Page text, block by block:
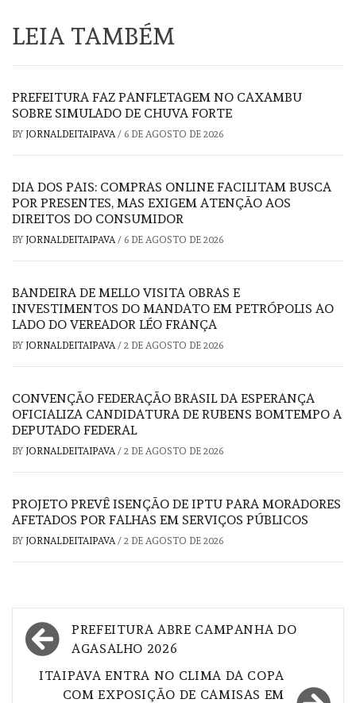
LEIA TAMBÉM
PREFEITURA FAZ PANFLETAGEM NO CAXAMBU
SOBRE SIMULADO DE CHUVA FORTE
BY JORNALDEITAIPAVA / 6 DE AGOSTO DE 2026
DIA DOS PAIS: COMPRAS ONLINE FACILITAM BUSCA
POR PRESENTES, MAS EXIGEM ATENÇÃO AOS
DIREITOS DO CONSUMIDOR
BY JORNALDEITAIPAVA / 6 DE AGOSTO DE 2026
BANDEIRA DE MELLO VISITA OBRAS E
INVESTIMENTOS DO MANDATO EM PETRÓPOLIS AO
LADO DO VEREADOR LÉO FRANÇA
BY JORNALDEITAIPAVA / 2 DE AGOSTO DE 2026
CONVENÇÃO FEDERAÇÃO BRASIL DA ESPERANÇA
OFICIALIZA CANDIDATURA DE RUBENS BOMTEMPO A
DEPUTADO FEDERAL
BY JORNALDEITAIPAVA / 2 DE AGOSTO DE 2026
PROJETO PREVÊ ISENÇÃO DE IPTU PARA MORADORES
AFETADOS POR FALHAS EM SERVIÇOS PÚBLICOS
BY JORNALDEITAIPAVA / 2 DE AGOSTO DE 2026
Navegação
de
Post
PREFEITURA ABRE CAMPANHA DO
AGASALHO 2026
ITAIPAVA ENTRA NO CLIMA DA COPA
COM EXPOSIÇÃO DE CAMISAS EM